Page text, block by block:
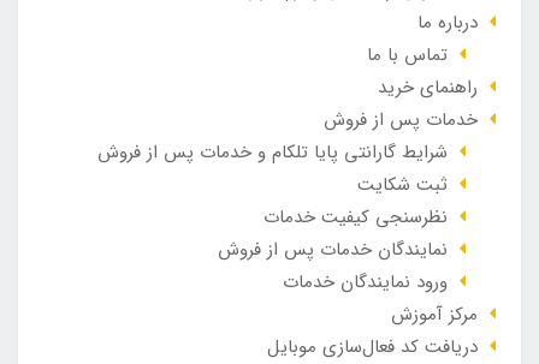
درباره ما
تماس با ما
راهنمای خرید
خدمات پس از فروش
شرایط گارانتی پایا تلکام و خدمات پس از فروش
ثبت شکایت
نظرسنجی کیفیت خدمات
نمایندگان خدمات پس از فروش
ورود نمایندگان خدمات
مرکز آموزش
دریافت کد فعال‌سازی موبایل